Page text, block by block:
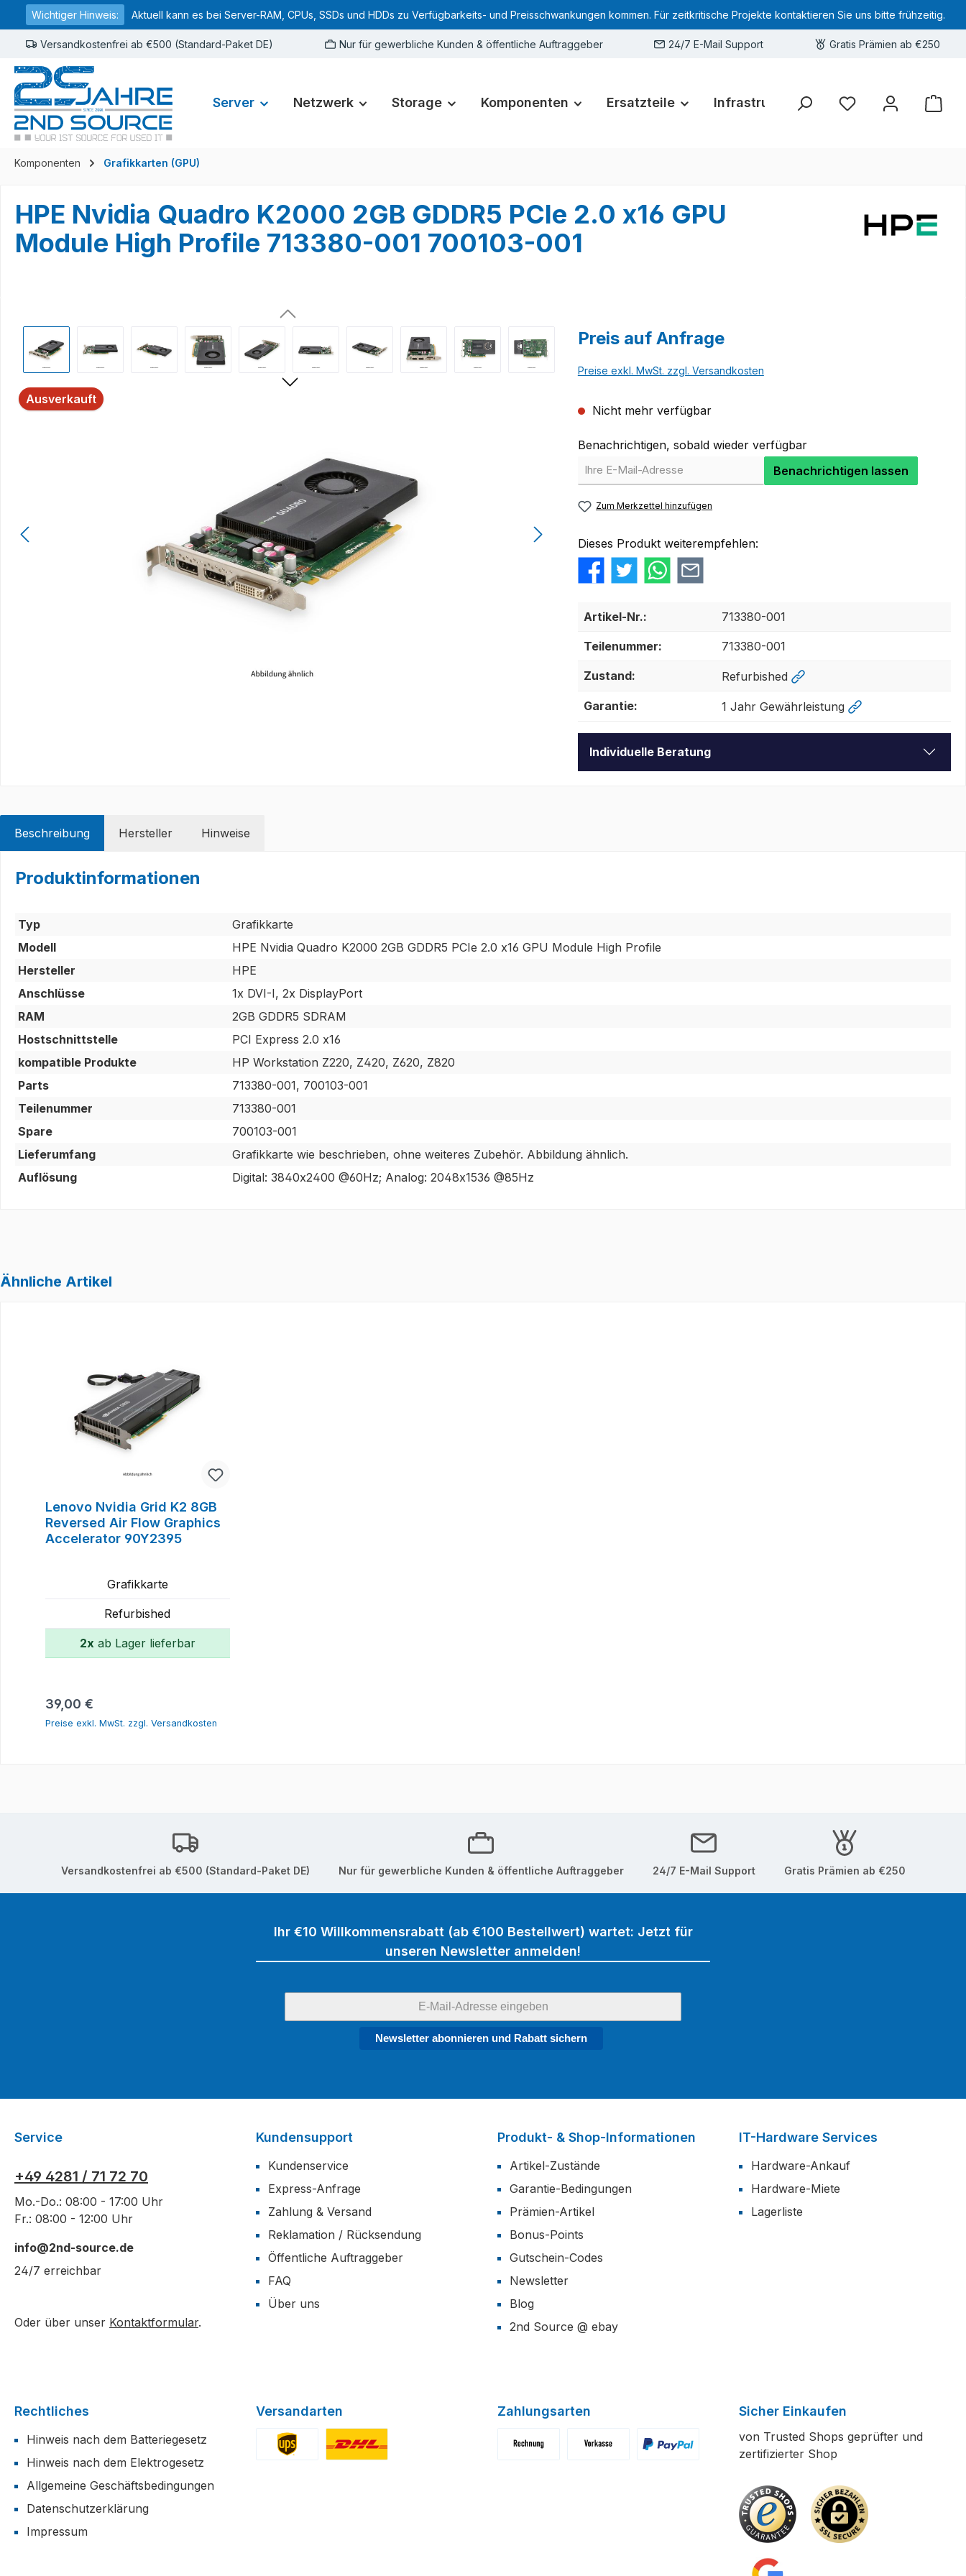
Zur Hauptnavigation springen
Wichtiger Hinweis: Aktuell kann es bei Server-RAM, CPUs, SSDs und HDDs zu Verfügbarkeits- und Preisschwankungen kommen. Für zeitkritische Projekte kontaktieren Sie uns bitte frühzeitig.
Versandkostenfrei ab €500 (Standard-Paket DE) Nur für gewerbliche Kunden & öffentliche Auftraggeber 24/7 E-Mail Support Gratis Prämien ab €250
Server Netzwerk Storage Komponenten Ersatzteile Infrastruktur Hardware-Deals
Sie haben 0 Produkte
Komponenten Grafikkarten (GPU)
HPE Nvidia Quadro K2000 2GB GDDR5 PCIe 2.0 x16 GPU
Module High Profile 713380-001 700103-001
Ausverkauft
Preis auf Anfrage
Preise exkl. MwSt. zzgl. Versandkosten
Nicht mehr verfügbar
Benachrichtigen, sobald wieder verfügbar
Benachrichtigen lassen
Zum Merkzettel hinzufügen
Dieses Produkt weiterempfehlen:
Artikel-Nr.: 713380-001
Teilenummer: 713380-001
Zustand: Refurbished
Garantie: 1 Jahr Gewährleistung
Individuelle Beratung
Beschreibung Hersteller Hinweise
Produktinformationen
Typ
Grafikkarte
Modell
HPE Nvidia Quadro K2000 2GB GDDR5 PCIe 2.0 x16 GPU Module High Profile
Hersteller
HPE
Anschlüsse
1x DVI-I, 2x DisplayPort
RAM
2GB GDDR5 SDRAM
Hostschnittstelle
PCI Express 2.0 x16
kompatible Produkte
HP Workstation Z220, Z420, Z620, Z820
Parts
713380-001, 700103-001
Teilenummer
713380-001
Spare
700103-001
Lieferumfang
Grafikkarte wie beschrieben, ohne weiteres Zubehör. Abbildung ähnlich.
Auflösung
Digital: 3840x2400 @60Hz; Analog: 2048x1536 @85Hz
Ähnliche Artikel
Lenovo Nvidia Grid K2 8GB
Reversed Air Flow Graphics
Accelerator 90Y2395
Grafikkarte
Refurbished
2x ab Lager lieferbar
Regulärer Preis:
39,00 €
Preise exkl. MwSt. zzgl. Versandkosten
Versandkostenfrei ab €500 (Standard-Paket DE) Nur für gewerbliche Kunden & öffentliche Auftraggeber 24/7 E-Mail Support Gratis Prämien ab €250
Ihr €10 Willkommensrabatt (ab €100 Bestellwert) wartet: Jetzt für
unseren Newsletter anmelden!
Newsletter abonnieren und Rabatt sichern
Service
+49 4281 / 71 72 70
Mo.-Do.: 08:00 - 17:00 Uhr
Fr.: 08:00 - 12:00 Uhr
info@2nd-source.de
24/7 erreichbar
Oder über unser Kontaktformular.
Kundensupport
Kundenservice
Express-Anfrage
Zahlung & Versand
Reklamation / Rücksendung
Öffentliche Auftraggeber
FAQ
Über uns
Produkt- & Shop-Informationen
Artikel-Zustände
Garantie-Bedingungen
Prämien-Artikel
Bonus-Points
Gutschein-Codes
Newsletter
Blog
2nd Source @ ebay
IT-Hardware Services
Hardware-Ankauf
Hardware-Miete
Lagerliste
Rechtliches
Hinweis nach dem Batteriegesetz
Hinweis nach dem Elektrogesetz
Allgemeine Geschäftsbedingungen
Datenschutzerklärung
Impressum
Versandarten Zahlungsarten Sicher Einkaufen
von Trusted Shops geprüfter und
zertifizierter Shop